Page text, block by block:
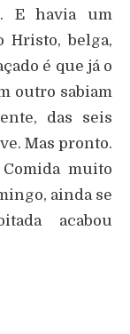
E havia um
Hristo, belga,
é que já o
outro sabiam
das seis
Mas pronto.
muito
ainda se
acabou